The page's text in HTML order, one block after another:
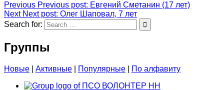
Previous Previous post: Евгений Сметанин (17 лет)
Next Next post: Олег Шаповал, 7 лет
Search for:
Группы
Новые Активные Популярные По алфавиту